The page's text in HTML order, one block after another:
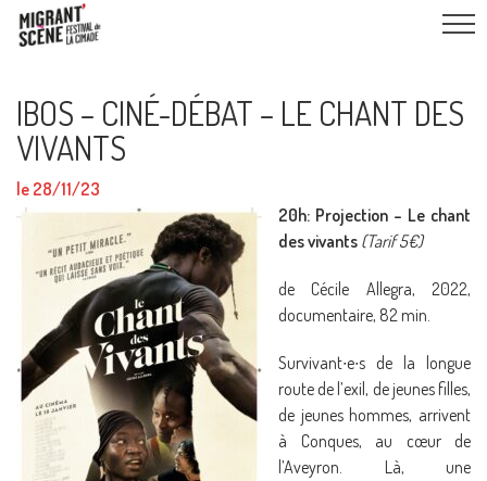
IBOS – CINÉ-DÉBAT – LE CHANT DES
VIVANTS
le 28/11/23
20h: Projection – Le chant
des vivants (Tarif 5€)
de Cécile Allegra, 2022,
documentaire, 82 min.
Survivant∙e∙s de la longue
route de l’exil, de jeunes filles,
de jeunes hommes, arrivent
à Conques, au cœur de
l’Aveyron. Là, une